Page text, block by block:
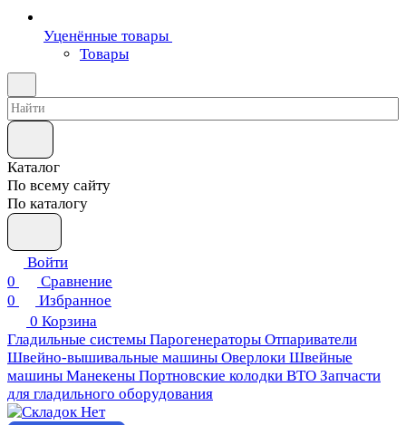
Уценённые товары
Товары
Каталог
По всему сайту
По каталогу
Войти
0
Сравнение
0
Избранное
0 Корзина
Гладильные системы Парогенераторы Отпариватели
Швейно-вышивальные машины Оверлоки Швейные
машины Манекены Портновские колодки ВТО Запчасти
для гладильного оборудования